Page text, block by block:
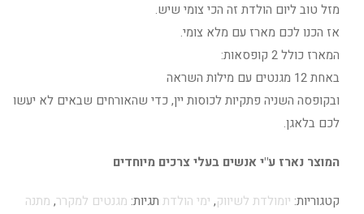
מזל טוב ליום הולדת זה הכי צומי שיש.
אז הכנו לכם מארז עם מלא צומי.
המארז כולל 2 קופסאות:
באחת 12 מגנטים עם מילות השראה
ובקופסה השניה פתקיות לכוסות יין, כדי שהאורחים שבאים לא יעשו
לכם בלאגן.
המוצר נארז ע"י אנשים בעלי צרכים מיוחדים
קטגוריות: יומולדת לשיווק, ימי הולדת תגיות: מגנטים למקרר, מתנה